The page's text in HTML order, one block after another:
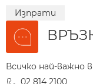
Изпрати
Всичко най-важно
02 814 2100